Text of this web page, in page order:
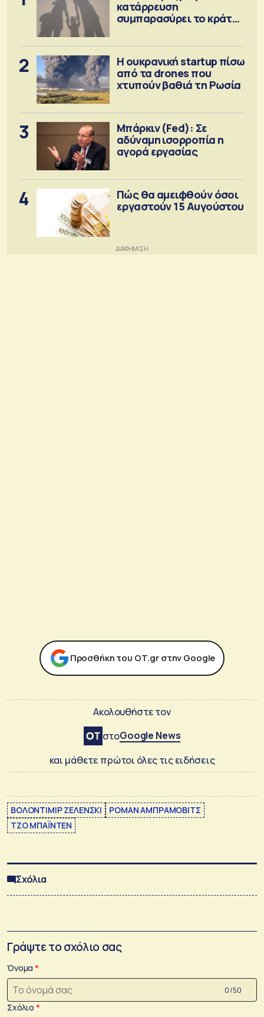
κατάρρευση
συμπαρασύρει το κράτος
2
Η ουκρανική startup πίσω
από τα drones που
χτυπούν βαθιά τη Ρωσία
3
Μπάρκιν (Fed): Σε
αδύναμη ισορροπία η
αγορά εργασίας
4
Πώς θα αμειφθούν όσοι
εργαστούν 15 Αυγούστου
Προσθήκη του ΟΤ.gr στην Google
Ακολουθήστε τον
στοGoogle News
και μάθετε πρώτοι όλες τις ειδήσεις
ΒΟΛΟΝΤΙΜΙΡ ΖΕΛΕΝΣΚΙ
ΡΟΜΑΝ ΑΜΠΡΑΜΟΒΙΤΣ
ΤΖΟ ΜΠΑΪΝΤΕΝ
Σχόλια
Γράψτε το σχόλιο σας
Όνομα
0 /50
Σχόλιο